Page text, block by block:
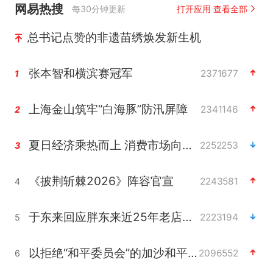
网易热搜 每30分钟更新 打开应用 查看全部
总书记点赞的非遗苗绣焕发新生机
1 张本智和横滨赛冠军 2371677
2 上海金山筑牢“白海豚”防汛屏障 2341146
3 夏日经济乘热而上 消费市场向新而行 2252253
4 《披荆斩棘2026》阵容官宣 2243581
5 于东来回应胖东来近25年老店年底关闭 2223194
6 以拒绝“和平委员会”的加沙和平计划 2096552